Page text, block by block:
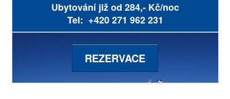
Ubytování již od 284,- Kč/noc
Tel: +420 271 962 231
REZERVACE